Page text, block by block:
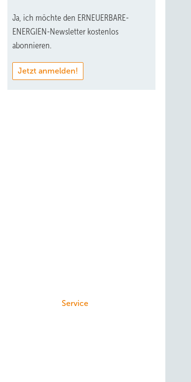
Ja, ich möchte den ERNEUERBARE-
ENERGIEN-Newsletter kostenlos
abonnieren.
Jetzt anmelden!
Service